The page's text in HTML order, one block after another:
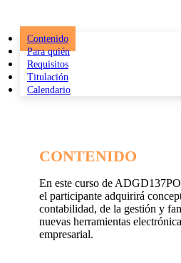
Contenido
Para quién
Requisitos
Titulación
Calendario
CONTENIDO
En este curso de ADGD137PO
el participante adquirirá
contabilidad, de la gestión y
nuevas herramientas
empresarial.